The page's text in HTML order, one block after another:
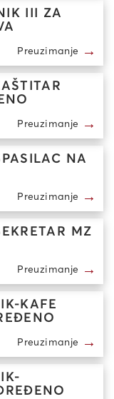
III ZA
Preuzimanje →
Preuzimanje →
NA
Preuzimanje →
MZ
Preuzimanje →
KAFE
Preuzimanje →